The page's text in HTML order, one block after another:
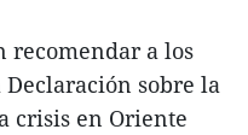
recomendar a los
sobre la
crisis en Oriente